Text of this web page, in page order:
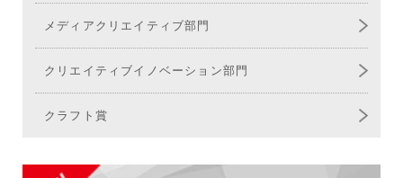
メディア クリエイティブ部門
クリエイティブイノベーション部門
クラフト賞